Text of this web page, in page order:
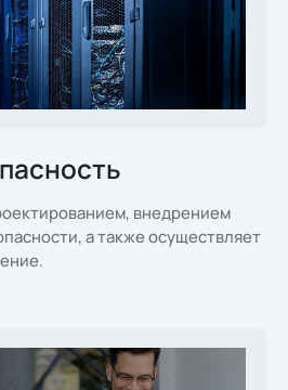
внедрением
а также осуществляет